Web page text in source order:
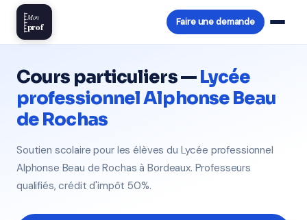
Mon
prof Faire une demande
Cours particuliers —Lycée
professionnel Alphonse Beau
de Rochas
Soutien scolaire pour les élèves du Lycée professionnel
Alphonse Beau de Rochas à Bordeaux. Professeurs
qualifiés, crédit d'impôt 50%.